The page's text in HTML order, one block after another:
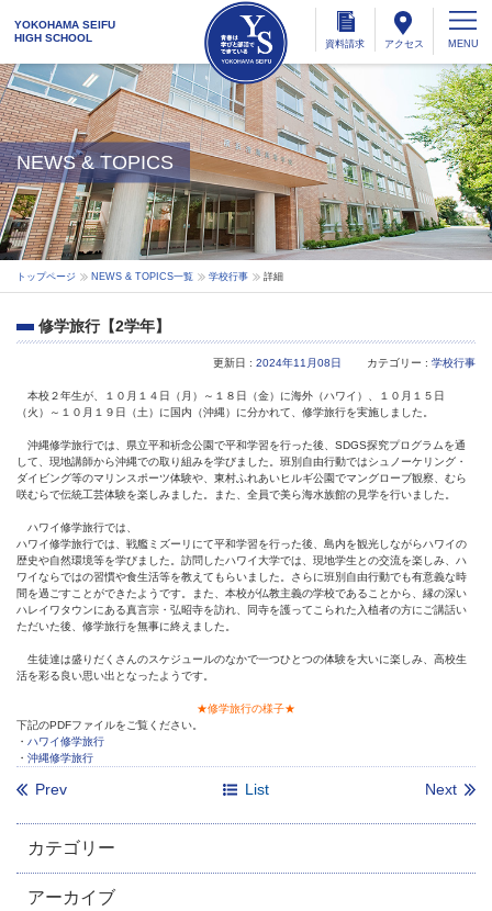
YOKOHAMA SEIFU
HIGH SCHOOL
資料請求 アクセス
NEWS & TOPICS
トップページ NEWS & TOPICS一覧 学校行事 詳細
修学旅行【2学年】
更新日 : 2024年11月08日 カテゴリー : 学校行事
本校２年生が、１０月１４日（月）～１８日（金）に海外（ハワイ）、１０月１５日
（火）～１０月１９日（土）に国内（沖縄）に分かれて、修学旅行を実施しました。
沖縄修学旅行では、県立平和祈念公園で平和学習を行った後、SDGS探究プログラムを通
して、現地講師から沖縄での取り組みを学びました。班別自由行動ではシュノーケリング・
ダイビング等のマリンスポーツ体験や、東村ふれあいヒルギ公園でマングローブ観察、むら
咲むらで伝統工芸体験を楽しみました。また、全員で美ら海水族館の見学を行いました。
ハワイ修学旅行では、
ハワイ修学旅行では、戦艦ミズーリにて平和学習を行った後、島内を観光しながらハワイの
歴史や自然環境等を学びました。訪問したハワイ大学では、現地学生との交流を楽しみ、ハ
ワイならではの習慣や食生活等を教えてもらいました。さらに班別自由行動でも有意義な時
間を過ごすことができたようです。また、本校が仏教主義の学校であることから、縁の深い
ハレイワタウンにある真言宗・弘昭寺を訪れ、同寺を護ってこられた入植者の方にご講話い
ただいた後、修学旅行を無事に終えました。
生徒達は盛りだくさんのスケジュールのなかで一つひとつの体験を大いに楽しみ、高校生
活を彩る良い思い出となったようです。
★修学旅行の様子★
下記のPDFファイルをご覧ください。
・ ハワイ修学旅行
・ 沖縄修学旅行
Prev List Next
カテゴリー
アーカイブ